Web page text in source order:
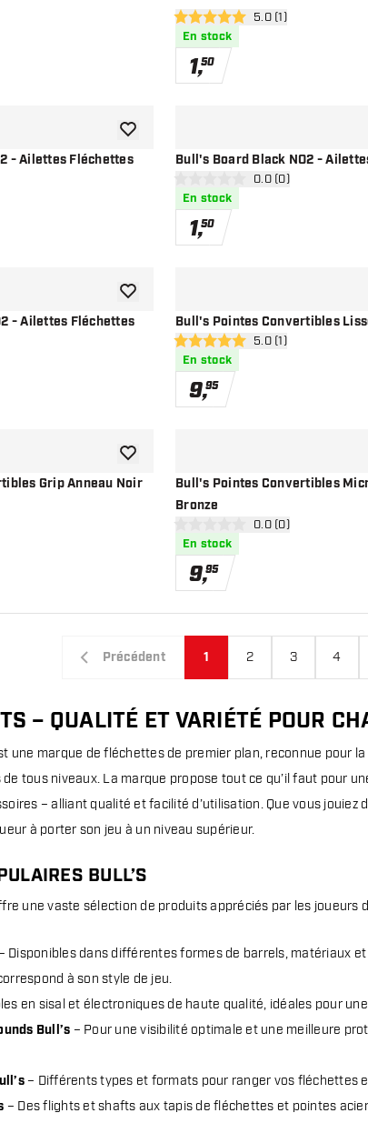
des avis ouvrir le panneau des
5 étoiles de notation
5.0 (1)
En stock
1,50
- Ailettes Fléchettes
des avis
ajouter à la liste de souhaits
Bull's Board Black NO2 -
ouvrir le panneau
0 étoiles de notation
0.0 (0)
En stock
1,50
- Ailettes Fléchettes
des avis
ajouter à la liste de souhaits
Bull's Pointes Convertibles
ouvrir le panneau des
5 étoiles de notation
5.0 (1)
En stock
9,95
Grip Anneau Noir
des avis
ajouter à la liste de souhaits
Bull's Pointes Convertibles
Bronze
ouvrir le panneau
0 étoiles de notation
0.0 (0)
En stock
9,95
Précédent 1 2 3 4
– QUALITÉ ET VARIÉTÉ POUR
une marque de fléchettes de premier plan, reconnue pour
tous niveaux. La marque propose tout ce qu’il faut pour
– alliant qualité et facilité d’utilisation. Que vous jouiez
à porter son jeu à un niveau supérieur.
BULL’S
une vaste sélection de produits appréciés par les joueurs
Disponibles dans différentes formes de barrels, matériaux
à son style de jeu.
en sisal et électroniques de haute qualité, idéales pour
Bull’s – Pour une visibilité optimale et une meilleure
– Différents types et formats pour ranger vos fléchettes
– Des flights et shafts aux tapis de fléchettes et pointes